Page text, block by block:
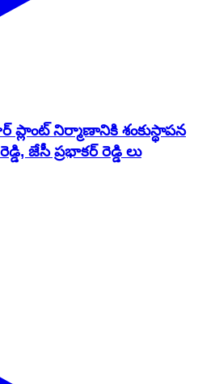
నిర్మాణానికి శంకుస్థాపన
జేసీ ప్రభాకర్ రెడ్డి లు